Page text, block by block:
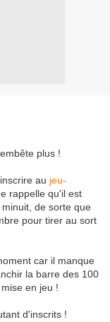
plus !
au jeu-
rappelle qu'il est
de sorte que
pour tirer au sort
car il manque
la barre des 100
en jeu !
d'inscrits !